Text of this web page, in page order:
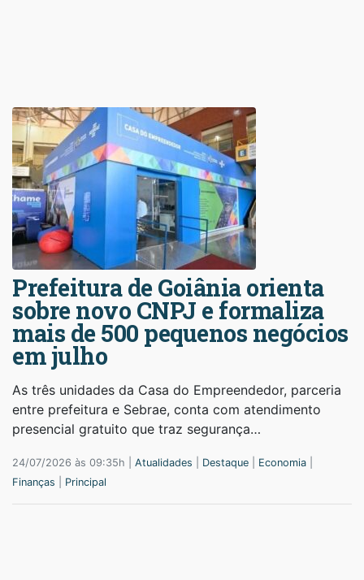
Prefeitura de Goiânia orienta
sobre novo CNPJ e formaliza
mais de 500 pequenos negócios
em julho
As três unidades da Casa do Empreendedor, parceria
entre prefeitura e Sebrae, conta com atendimento
presencial gratuito que traz segurança…
24/07/2026 às 09:35h | Atualidades Destaque Economia
Finanças
Principal